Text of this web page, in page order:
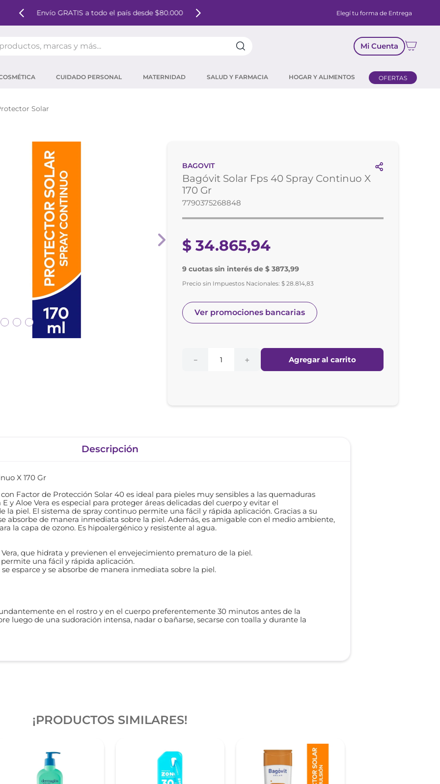
Envío GRATIS a todo el país desde $80.000 Pagá en hasta 8 cuotas SIN interés 10% OFF
Elegí tu forma de Entrega
Mi Cuenta
CUIDADO PERSONAL MATERNIDAD SALUD Y FARMACIA HOGAR Y ALIMENTOS OFERTAS
Solar
BAGOVIT
Bagóvit Solar Fps 40 Spray Continuo X
170 Gr
7790375268848
$ 34.865,94
9 cuotas sin interés de $ 3873,99
Precio sin Impuestos Nacionales:$ 28.814,83
Ver promociones bancarias
＋
－ Agregar al carrito
Descripción
X 170 Gr
Factor de Protección Solar 40 es ideal para pieles muy sensibles a las quemaduras
y Aloe Vera es especial para proteger áreas delicadas del cuerpo y evitar el
piel. El sistema de spray continuo permite una fácil y rápida aplicación. Gracias a su
absorbe de manera inmediata sobre la piel. Además, es amigable con el medio ambiente,
la capa de ozono. Es hipoalergénico y resistente al agua.
que hidrata y previenen el envejecimiento prematuro de la piel.
una fácil y rápida aplicación.
esparce y se absorbe de manera inmediata sobre la piel.
en el rostro y en el cuerpo preferentemente 30 minutos antes de la
luego de una sudoración intensa, nadar o bañarse, secarse con toalla y durante la
¡PRODUCTOS SIMILARES!
pestañas